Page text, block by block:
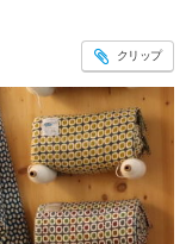
クリップ